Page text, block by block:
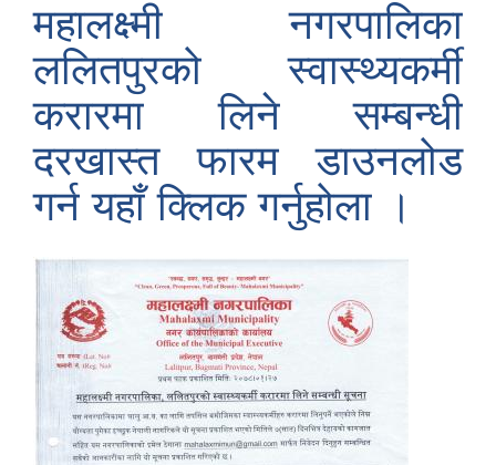
महालक्ष्मी नगरपालिका
ललितपुरको स्वास्थ्यकर्मी
करारमा लिने सम्बन्धी
दरखास्त फारम डाउनलोड
गर्न यहाँ क्लिक गर्नुहोला ।